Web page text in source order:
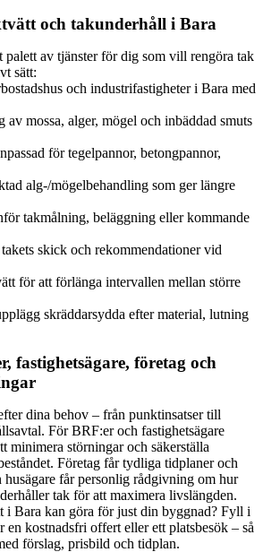
och takunderhåll i Bara
av tjänster för dig som vill rengöra tak
sätt:
och industrifastigheter i Bara med
mossa, alger, mögel och inbäddad smuts
för tegelpannor, betongpannor,
alg-/mögelbehandling som ger längre
takmålning, beläggning eller kommande
skick och rekommendationer vid
för att förlänga intervallen mellan större
skräddarsydda efter material, lutning
fastighetsägare, företag och
dina behov – från punktinsatser till
För BRF:er och fastighetsägare
minimera störningar och säkerställa
Företag får tydliga tidplaner och
husägare får personlig rådgivning om hur
tak för att maximera livslängden.
i Bara kan göra för just din byggnad? Fyll i
kostnadsfri offert eller ett platsbesök – så
förslag, prisbild och tidplan.